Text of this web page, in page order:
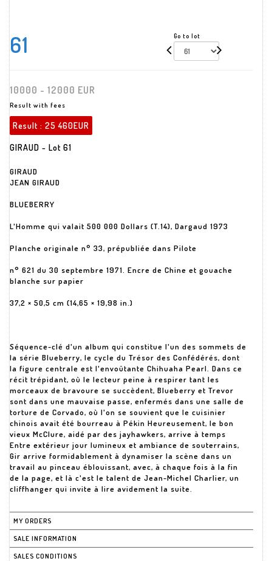
61 Go to lot
10000 - 12000 EUR
Result with fees
Result : 25 460EUR
GIRAUD - Lot 61
GIRAUD
JEAN GIRAUD
BLUEBERRY
L'Homme qui valait 500 000 Dollars (T.14), Dargaud 1973
Planche originale n° 33, prépubliée dans Pilote
n° 621 du 30 septembre 1971. Encre de Chine et gouache
blanche sur papier
37,2 × 50,5 cm (14,65 × 19,98 in.)
Séquence-clé d'un album qui constitue l'un des sommets de
la série Blueberry, le cycle du Trésor des Confédérés, dont
la figure centrale est l'envoûtante Chihuaha Pearl. Dans ce
récit trépidant, où le lecteur peine à respirer tant les
morceaux de bravoure se succèdent, Blueberry et Trevor
sont dans une mauvaise passe, enfermés dans une salle de
torture de Corvado, où l'on se souvient que le cuisinier
chinois avait été bourreau à Pékin Heureusement, le bon
vieux McClure, aidé par des jayhawkers, arrive à temps
Entre extérieur jour lumineux et ambiance de souterrains,
Gir arrive formidablement à dynamiser la scène dans un
travail au pinceau éblouissant, avec, à chaque fois à la fin
de la page, et là c'est le talent de Jean-Michel Charlier, un
cliffhanger qui invite à lire avidement la suite.
MY ORDERS
SALE INFORMATION
SALES CONDITIONS